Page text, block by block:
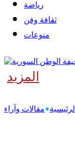
رياضة
ثقافة وفن
منوعات
المزيد
الأخبار:‬ الرئيسية مقالات وآراء